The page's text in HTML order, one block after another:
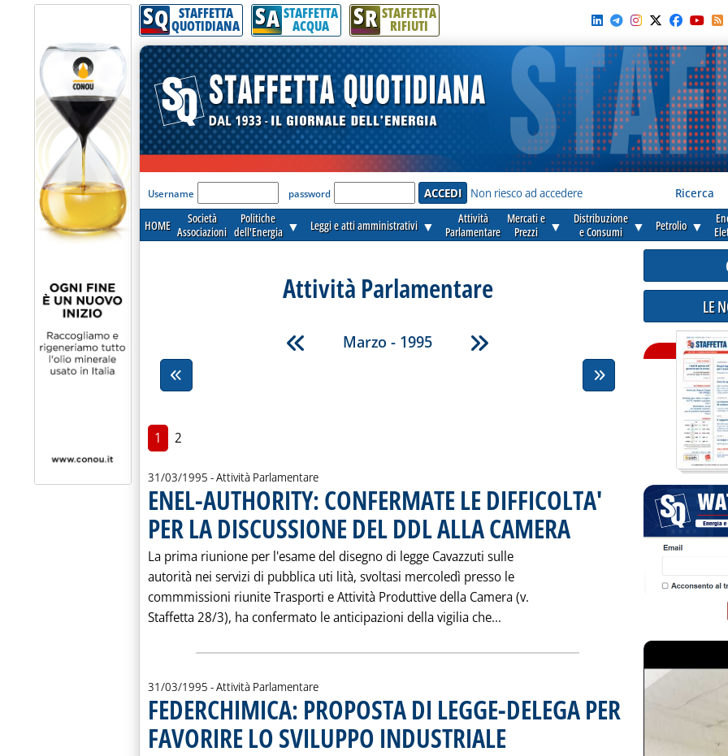
SQ STAFFETTA
QUOTIDIANA SA STAFFETTA
ACQUA SR STAFFETTA
RIFIUTI
'Modulo Login per accedere'
Username password Non riesco ad accedere Ricerca
HOME
Società
Associazioni
Politiche
dell'Energia ▼ Leggi e atti amministrativi ▼
Attività
Parlamentare
Mercati e
Prezzi
▼
Distribuzione
e Consumi
▼ Petrolio ▼
Attività Parlamentare
Marzo - 1995
1 2
31/03/1995 - Attività Parlamentare
ENEL-AUTHORITY: CONFERMATE LE DIFFICOLTA'
PER LA DISCUSSIONE DEL DDL ALLA CAMERA . Pubblicata venerdì 31 marzo 1995 alle
La prima riunione per l'esame del disegno di legge Cavazzuti sulle
autorità nei servizi di pubblica uti lità, svoltasi mercoledì presso le
commmissioni riunite Trasporti e Attività Produttive della Camera (v.
Staffetta 28/3), ha confermato le anticipazioni della vigilia che... Leggi tutta la notizia: 'ENEL-
31/03/1995 - Attività Parlamentare
FEDERCHIMICA: PROPOSTA DI LEGGE-DELEGA PER
FAVORIRE LO SVILUPPO INDUSTRIALE
LE